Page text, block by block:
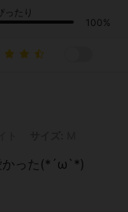
ったり
100%
かった(*´ω`*)